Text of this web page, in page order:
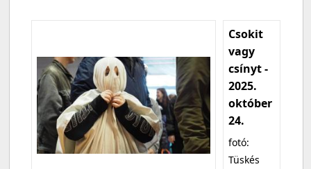
Csokit
vagy
csínyt -
2025.
október
24.
fotó:
Tüskés